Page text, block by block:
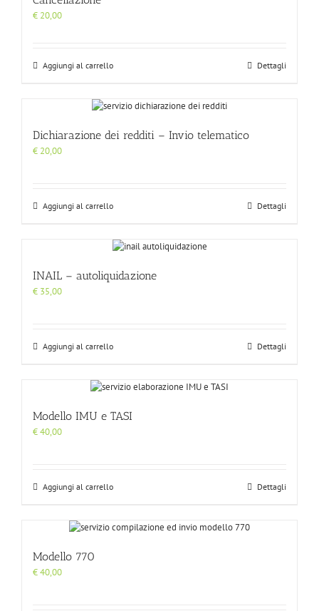
€ 20,00
Aggiungi al carrello Dettagli
Dichiarazione dei redditi – Invio telematico
€ 20,00
Aggiungi al carrello Dettagli
INAIL – autoliquidazione
€ 35,00
Aggiungi al carrello Dettagli
Modello IMU e TASI
€40,00
Aggiungi al carrello Dettagli
Modello 770
€40,00